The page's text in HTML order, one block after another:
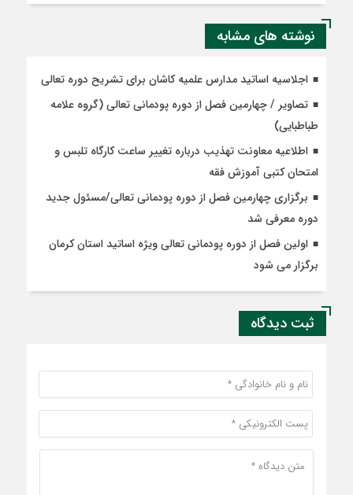
نوشته های مشابه
اجلاسیه اساتید مدارس علمیه کاشان برای تشریح دوره تعالی
تصاویر / چهارمین فصل از دوره پودمانی تعالی (گروه علامه
طباطبایی)
اطلاعیه معاونت تهذیب درباره تغییر ساعت کارگاه تلبس و
امتحان کتبی آموزش فقه
برگزاری چهارمین فصل از دوره پودمانی تعالی/مسئول جدید
دوره معرفی شد
اولین فصل از دوره پودمانی تعالی ویژه اساتید استان کرمان
برگزار می شود
ثبت دیدگاه